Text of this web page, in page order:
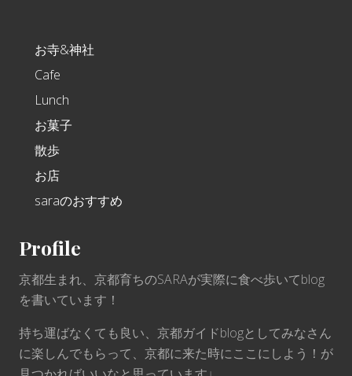
お寺&神社
Cafe
Lunch
お菓子
散歩
お店
saraのおすすめ
Profile
京都生まれ、京都育ちのSARAが実際に食べ歩いてblog
を書いています！
持ち運ばなくても良い、京都ガイドblogとしてみなさん
に楽しんでもらって、京都に来た時にここにしよう！が